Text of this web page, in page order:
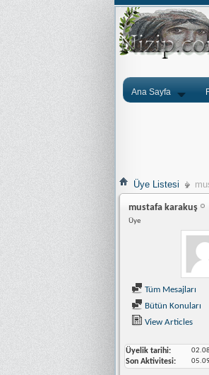
Ana Sayfa
Üye Listesi
mustafa karakuş
Üye
Tüm Mesajları
Bütün Konuları
View Articles
Üyelik tarihi
Son Aktivitesi